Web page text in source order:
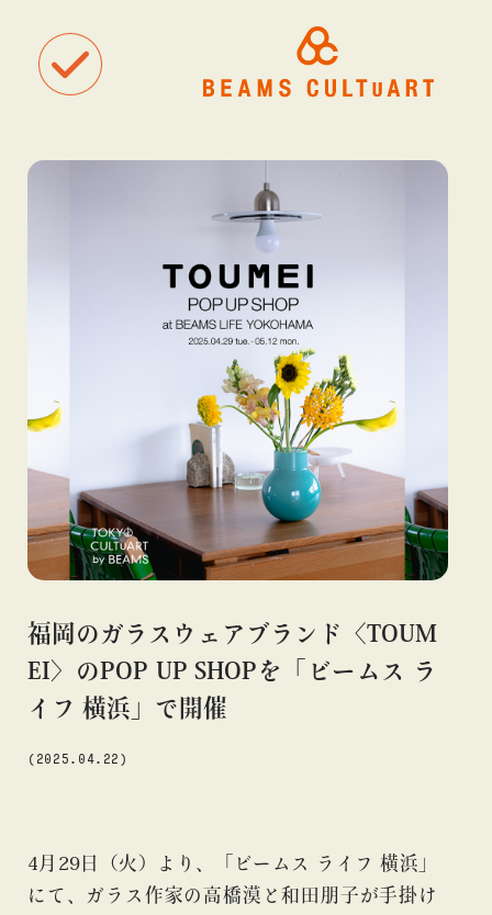
聴
着
#BEAMS CULTUART #BEAMS MANGART
#bPrビームス
#Bギャラリー
#TOKYO CULTUART by BEAMS
#Tシャツ
#アート
#アートが生まれるところ
#アートフェア #アイドル
#アニメ
#エンタメ #ギャラリー
#デザイン
#ビームス カルチャー ト 高輪
#ビームス ジャパン
#ファッション
#フェニカ #マンガ
#モノ・カルチャ
#ライブ
#レコード #写真 #抽選販売 #漫画
#絵画
#美術館 #言葉 #連載 #音楽
福岡のガラスウェアブランド〈TOUM
EI〉のPOP UP SHOPを「ビームス ラ
イフ 横浜」で開催
(2025.04.22)
4月29日（火）より、「ビームス ライフ 横浜」
にて、ガラス作家の高橋漠と和田朋子が手掛け